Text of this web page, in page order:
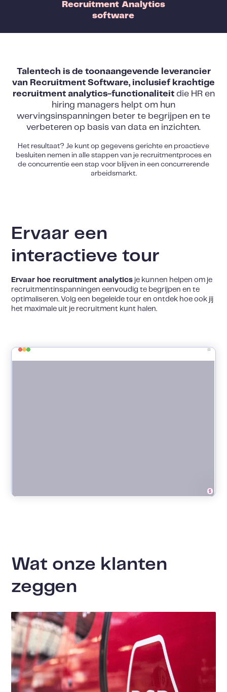
Recruitment Analytics
software
Talentech is de toonaangevende leverancier
van Recruitment Software, inclusief krachtige
recruitment analytics-functionaliteit die HR en
hiring managers helpt om hun
wervingsinspanningen beter te begrijpen en te
verbeteren op basis van data en inzichten.
Het resultaat? Je kunt op gegevens gerichte en proactieve
besluiten nemen in alle stappen van je recruitmentproces en
de concurrentie een stap voor blijven in een concurrerende
arbeidsmarkt.
Ervaar een
interactieve tour
Ervaar hoe recruitment analytics je kunnen helpen om je
recruitmentinspanningen eenvoudig te begrijpen en te
optimaliseren. Volg een begeleide tour en ontdek hoe ook jij
het maximale uit je recruitment kunt halen.
Wat onze klanten
zeggen